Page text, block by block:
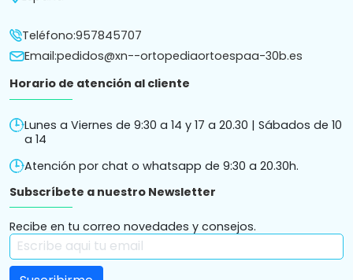
Teléfono:957845707
Email:pedidos@xn--ortopediaortoespaa-30b.es
Horario de atención al cliente
Lunes a Viernes de 9:30 a 14 y 17 a 20.30 | Sábados de 10
a 14
Atención por chat o whatsapp de 9:30 a 20.30h.
Subscríbete a nuestro Newsletter
Recibe en tu correo novedades y consejos.